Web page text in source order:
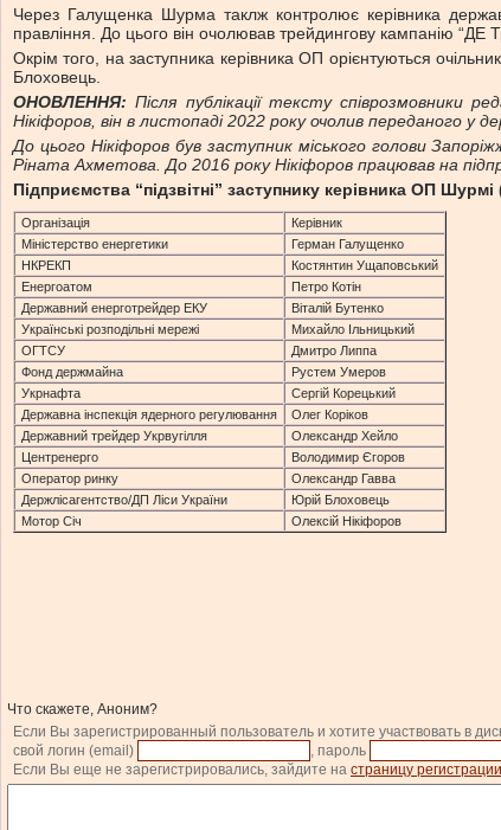
Через Галущенка Шурма таклж контролює керівника
правління. До цього він очолював трейдингову кампанію “ДЕ
Окрім того, на заступника керівника ОП орієнтуються
Блоховець.
ОНОВЛЕННЯ: Після публікації тексту співрозмовники
Нікіфоров, він в листопаді 2022 року очолив переданого у
До цього Нікіфоров був заступник міського голови
Ріната Ахметова. До 2016 року Нікіфоров працював на
Підприємства “підзвітні” заступнику керівника ОП Шурмі
Організація
Керівник
Міністерство енергетики
Герман Галущенко
НКРЕКП
Костянтин Ущаповський
Енергоатом
Петро Котін
Державний енерготрейдер ЕКУ
Віталій Бутенко
Українські розподільні мережі
Михайло Ільницький
ОГТСУ
Дмитро Липпа
Фонд держмайна
Рустем Умеров
Укрнафта
Сергій Корецький
Державна інспекція ядерного регулювання
Олег Коріков
Державний трейдер Укрвугілля
Олександр Хейло
Центренерго
Володимир Єгоров
Оператор ринку
Олександр Гавва
Держлісагентство/ДП Ліси України
Юрій Блоховець
Мотор Січ
Олексій Нікіфоров
Что скажете, Аноним?
Если Вы зарегистрированный пользователь и хотите участвовать в
свой логин (email)
, пароль
Если Вы еще не зарегистрировались, зайдите на страницу регистрации